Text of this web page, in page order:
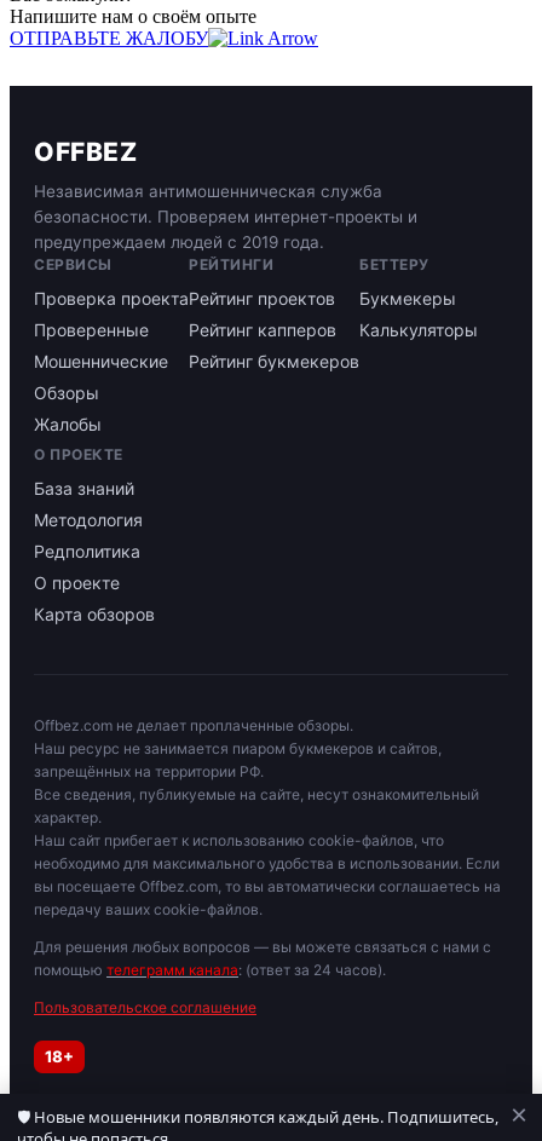
Напишите нам о своём опыте
ОТПРАВЬТЕ ЖАЛОБУ
OFFBEZ
Независимая антимошенническая служба
безопасности. Проверяем интернет-проекты и
предупреждаем людей с 2019 года.
СЕРВИСЫ
Проверка проекта
Проверенные
Мошеннические
Обзоры
Жалобы
РЕЙТИНГИ
Рейтинг проектов
Рейтинг капперов
Рейтинг букмекеров
БЕТТЕРУ
Букмекеры
Калькуляторы
О ПРОЕКТЕ
База знаний
Методология
Редполитика
О проекте
Карта обзоров
Offbez.com не делает проплаченные обзоры.
Наш ресурс не занимается пиаром букмекеров и сайтов,
запрещённых на территории РФ.
Все сведения, публикуемые на сайте, несут ознакомительный
характер.
Наш сайт прибегает к использованию cookie-файлов, что
необходимо для максимального удобства в использовании. Если
вы посещаете Offbez.com, то вы автоматически соглашаетесь на
передачу ваших cookie-файлов.
Для решения любых вопросов — вы можете связаться с нами с
помощью телеграмм канала: (ответ за 24 часов).
Пользовательское соглашение
18+
Играйте осторожно. При признаках зависимости обратитесь к
🛡 Новые мошенники появляются каждый день. Подпишитесь,
×